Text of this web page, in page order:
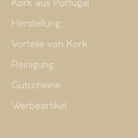
Kork aus Portugal
Herstellung
Vorteile von Kork
Reinigung
Gutscheine
Werbeartikel